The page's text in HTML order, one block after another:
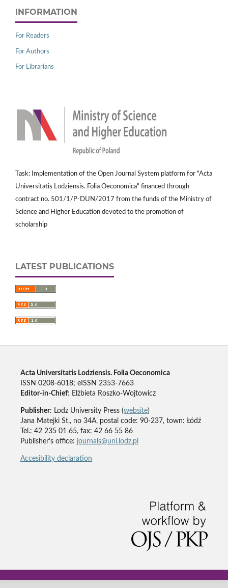
INFORMATION
For Readers
For Authors
For Librarians
Task: Implementation of the Open Journal System platform for "Acta
Universitatis Lodziensis. Folia Oeconomica" financed through
contract no. 501/1/P-DUN/2017 from the funds of the Ministry of
Science and Higher Education devoted to the promotion of
scholarship
LATEST PUBLICATIONS
Acta Universitatis Lodziensis. Folia Oeconomica
ISSN 0208-6018; eISSN 2353-7663
Editor-in-Chief: Elżbieta Roszko-Wojtowicz
Publisher: Lodz University Press (website)
Jana Matejki St., no 34A, postal code: 90-237, town: Łódź
Tel.: 42 235 01 65, fax: 42 66 55 86
Publisher's office: journals@uni.lodz.pl
Accesibility declaration